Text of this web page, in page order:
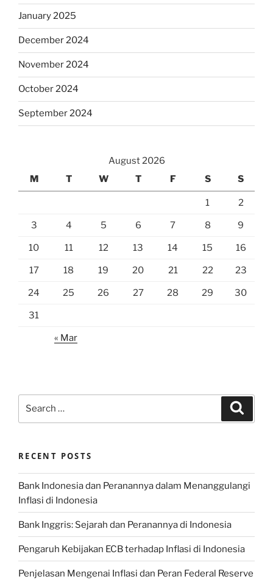
January 2025
December 2024
November 2024
October 2024
September 2024
August 2026
M
T W T F S S
1 2
3 4 5 6 7 8 9
10 11 12 13 14 15 16
17 18 19 20 21 22 23
24 25 26 27 28 29 30
31
« Mar
RECENT POSTS
Bank Indonesia dan Peranannya dalam Menanggulangi
Inflasi di Indonesia
Bank Inggris: Sejarah dan Peranannya di Indonesia
Pengaruh Kebijakan ECB terhadap Inflasi di Indonesia
Penjelasan Mengenai Inflasi dan Peran Federal Reserve